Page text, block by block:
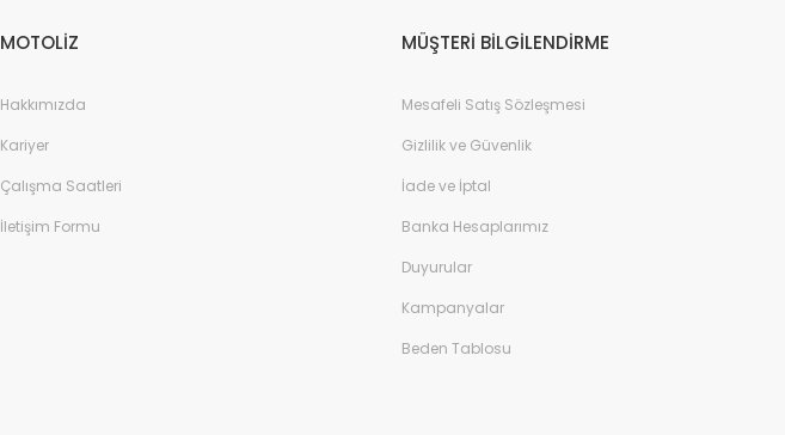
MOTOLİZ
Hakkımızda
Kariyer
Çalışma Saatleri
İletişim Formu
MÜŞTERİ BİLGİLENDİRME
Mesafeli Satış Sözleşmesi
Gizlilik ve Güvenlik
İade ve İptal
Banka Hesaplarımız
Duyurular
Kampanyalar
Beden Tablosu